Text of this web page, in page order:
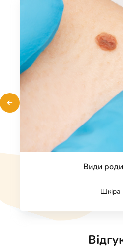
постакне, Контурна
Збільшення губ
Біоревіталізація,
Плазмоліфтинг,
Rejuran, Ін'єкції Plinest,
гіпергідрозу
Усунення ускладнень
Гідропілінг Aquapure,
(Fire&Ice), Хімічний
Види
Шкіра